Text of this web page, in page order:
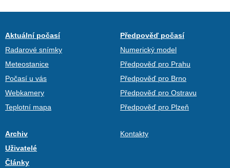
Aktuální počasí
Radarové snímky
Meteostanice
Počasí u vás
Webkamery
Teplotní mapa
Předpověď počasí
Numerický model
Předpověď pro Prahu
Předpověď pro Brno
Předpověď pro Ostravu
Předpověď pro Plzeň
Archiv
Uživatelé
Články
Kontakty